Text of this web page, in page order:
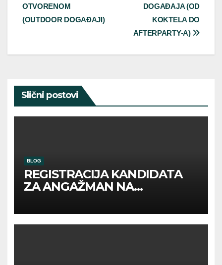
DOGAĐAJA (OD
KOKTELA DO
AFTERPARTY-A)
OTVORENOM
(OUTDOOR DOGAĐAJI)
Slični postovi
BLOG
REGISTRACIJA KANDIDATA
ZA ANGAŽMAN NA